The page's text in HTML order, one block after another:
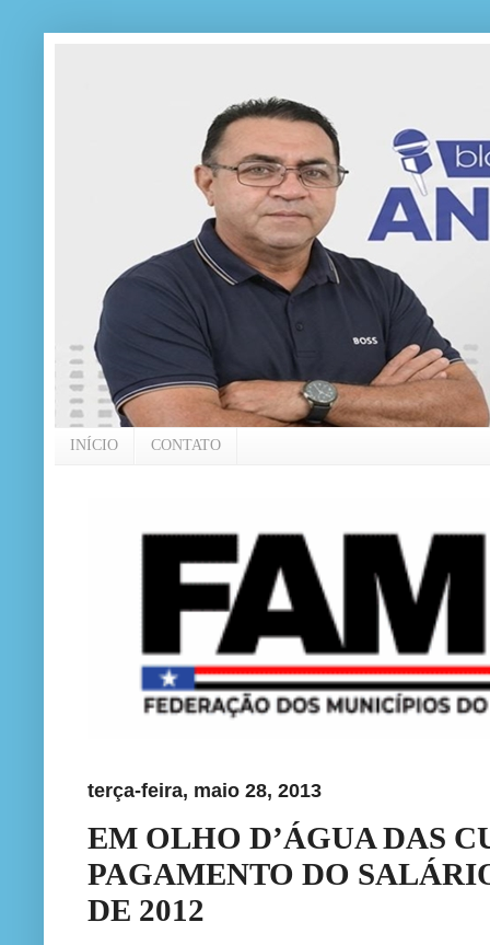
INÍCIO CONTATO
terça-feira, maio 28, 2013
EM OLHO D’ÁGUA DAS
PAGAMENTO DO
DE 2012